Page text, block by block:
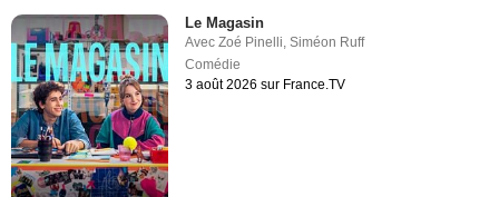
Le Magasin
AvecZoé Pinelli ,Siméon Ruff
Comédie
3 août 2026 sur France.TV